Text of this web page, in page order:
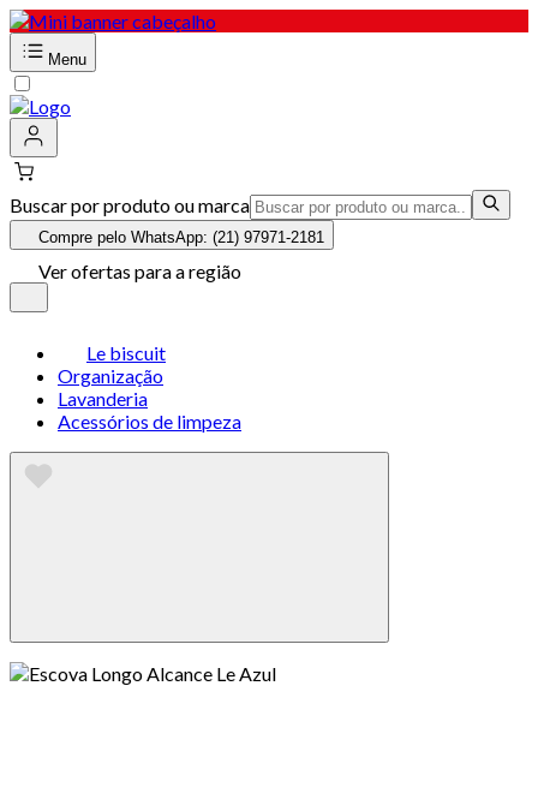
Menu
Buscar por produto ou marca
Compre pelo WhatsApp: (21) 97971-2181
Ver ofertas para a região
Le biscuit
Organização
Lavanderia
Acessórios de limpeza